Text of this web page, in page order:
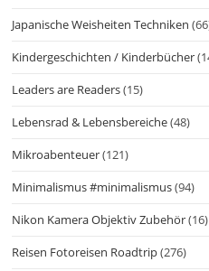
Japanische Weisheiten Techniken
Kindergeschichten / Kinderbücher
Leaders are Readers(15)
Lebensrad & Lebensbereiche(48)
Mikroabenteuer(121)
Minimalismus #minimalismus(94)
Nikon Kamera Objektiv Zubehör(16)
Reisen Fotoreisen Roadtrip(276)